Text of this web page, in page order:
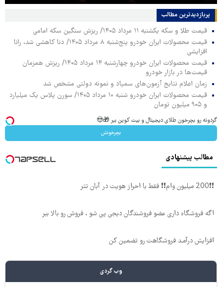
پربازدیدترین‌ مطالب
قیمت طلا و سکه یکشنبه ۱۱ مرداد ۱۴۰۵/ ریزش سنگین سکه امامی
قیمت محصولات ایران خودرو پنج‌شنبه ۸ مرداد ۱۴۰۵/ دنا کاهشی شد، رانا
افزایشی
قیمت محصولات ایران خودرو چهارشنبه ۱۴ مرداد ۱۴۰۵/ ریزش همزمان
قیمت‌ها در بازار خودرو
زمان اعلام نتایج آزمون‌های سمپاد و نمونه دولتی مشخص شد
قیمت محصولات ایران خودرو شنبه ۱۰ مرداد ۱۴۰۵/ سورن پلاس یک میلیارد
و ۹۰۵ میلیون تومان
گردونه رو بچرخون طلای دیجیتال و بیت کوین ببر 🎁😍
بچرخونش
مطالب پیشنهادی
❗❗200 میلیون وام❗❗ فقط با احراز هویت در آبان تتر
اگه فروشگاه داری عضو فروشندگان دیجی پی شو ، فروش رو بالا ببر
افزایش درآمـد فروشگاهت رو تضمین کن
وب گردی